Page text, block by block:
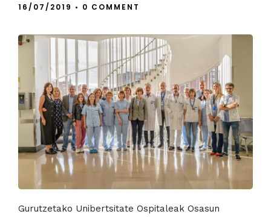
16/07/2019 • 0 COMMENT
Gurutzetako Unibertsitate Ospitaleak Osasun